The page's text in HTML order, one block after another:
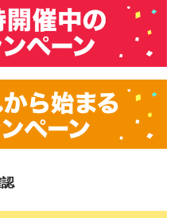
に8,000円
ージし、
残高
間中に1度
以上を支払
※3
400ポイント※5
本人確認が必要となります。
はPayPay残高・PayPayポイント
に限る）・PayPay商品券が対象です。
も対象外となります。